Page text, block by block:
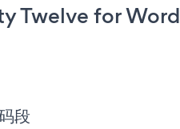
Twelve for
段